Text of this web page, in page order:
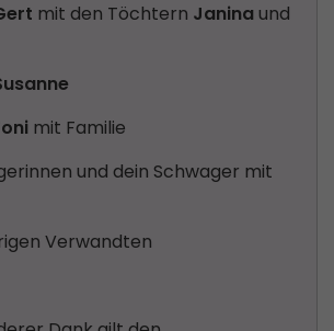
mit den Töchtern Janina und
mit Familie
und dein Schwager mit
Verwandten